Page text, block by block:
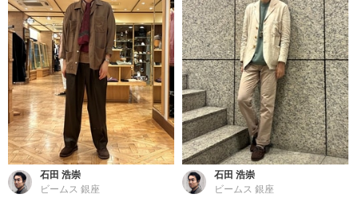
石田 浩崇
ビームス 銀座
石田 浩崇
ビームス 銀座